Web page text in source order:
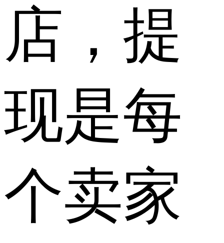
店，提
现是每
个卖家